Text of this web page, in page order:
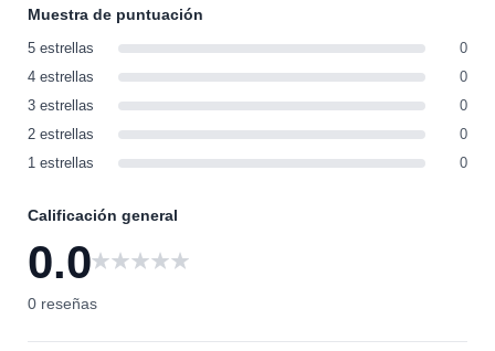
Muestra de puntuación
5 estrellas
0
4 estrellas
0
3 estrellas
0
2 estrellas
0
1 estrellas
0
Calificación general
0.0
0 reseñas